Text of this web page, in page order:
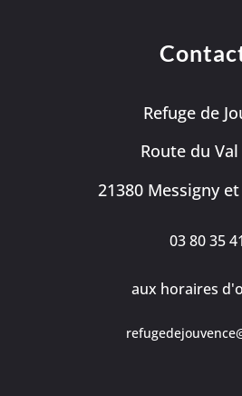
Refuge de
Route du
21380 Messigny
03 80 35
aux horaires